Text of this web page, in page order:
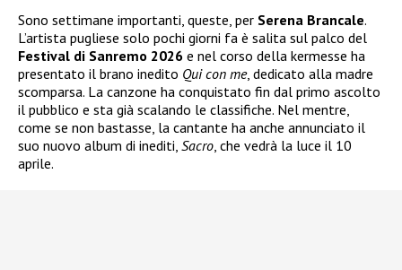
Sono settimane importanti, queste, per Serena Brancale.
L’artista pugliese solo pochi giorni fa è salita sul palco del
Festival di Sanremo 2026 e nel corso della kermesse ha
presentato il brano inedito Qui con me, dedicato alla madre
scomparsa. La canzone ha conquistato fin dal primo ascolto
il pubblico e sta già scalando le classifiche. Nel mentre,
come se non bastasse, la cantante ha anche annunciato il
suo nuovo album di inediti, Sacro , che vedrà la luce il 10
aprile.